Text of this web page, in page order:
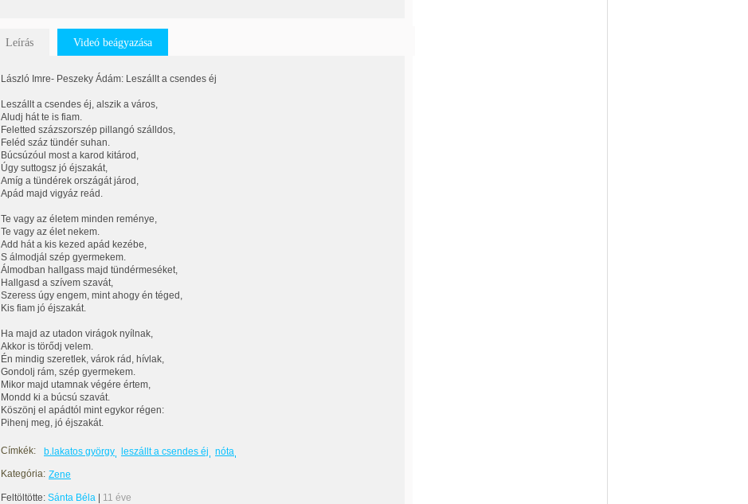
Leírás Videó beágyazása
László Imre- Peszeky Ádám: Leszállt a csendes éj
Leszállt a csendes éj, alszik a város,
Aludj hát te is fiam.
Feletted százszorszép pillangó szálldos,
Feléd száz tündér suhan.
Búcsúzóul most a karod kitárod,
Úgy suttogsz jó éjszakát,
Amíg a tündérek országát járod,
Apád majd vigyáz reád.
Te vagy az életem minden reménye,
Te vagy az élet nekem.
Add hát a kis kezed apád kezébe,
S álmodjál szép gyermekem.
Álmodban hallgass majd tündérmeséket,
Hallgasd a szívem szavát,
Szeress úgy engem, mint ahogy én téged,
Kis fiam jó éjszakát.
Ha majd az utadon virágok nyílnak,
Akkor is törődj velem.
Én mindig szeretlek, várok rád, hívlak,
Gondolj rám, szép gyermekem.
Mikor majd utamnak végére értem,
Mondd ki a búcsú szavát.
Köszönj el apádtól mint egykor régen:
Pihenj meg, jó éjszakát.
Címkék: b.lakatos györgy leszállt a csendes éj
nóta
Kategória: Zene
Feltöltötte: Sánta Béla 11 éve